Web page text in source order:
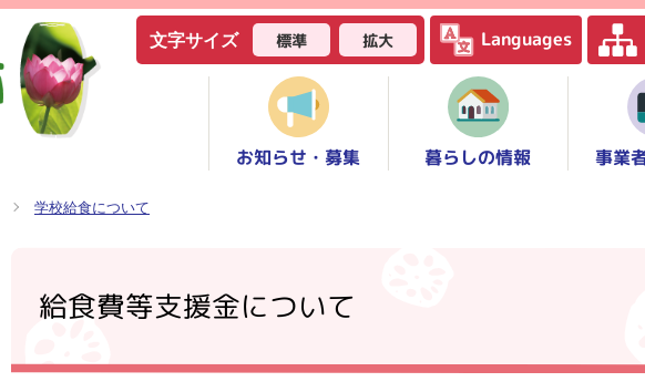
文字サイズ 標準 拡大 Languages
お知らせ・募集 暮らしの情報 事業
学校給食について
給食費等支援金について